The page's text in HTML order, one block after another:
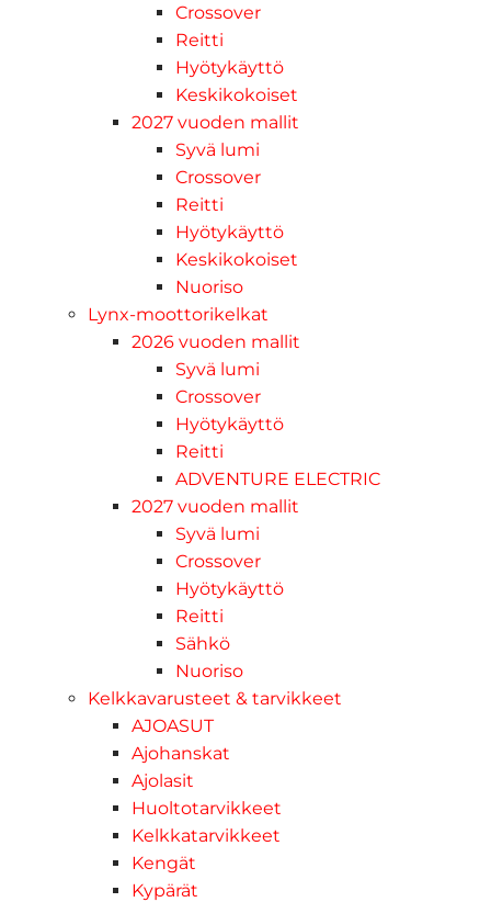
Crossover
Reitti
Hyötykäyttö
Keskikokoiset
2027 vuoden mallit
Syvä lumi
Crossover
Reitti
Hyötykäyttö
Keskikokoiset
Nuoriso
Lynx-moottorikelkat
2026 vuoden mallit
Syvä lumi
Crossover
Hyötykäyttö
Reitti
ADVENTURE ELECTRIC
2027 vuoden mallit
Syvä lumi
Crossover
Hyötykäyttö
Reitti
Sähkö
Nuoriso
Kelkkavarusteet & tarvikkeet
AJOASUT
Ajohanskat
Ajolasit
Huoltotarvikkeet
Kelkkatarvikkeet
Kengät
Kypärät